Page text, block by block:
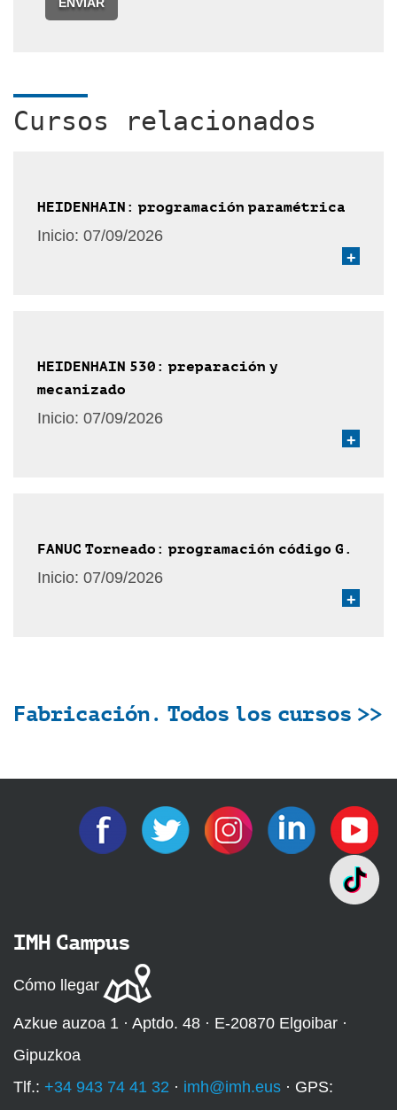
Cursos relacionados
HEIDENHAIN: programación paramétrica
Inicio: 07/09/2026
+
HEIDENHAIN 530: preparación y
mecanizado
Inicio: 07/09/2026
+
FANUC Torneado: programación código G.
Inicio: 07/09/2026
+
Fabricación. Todos los cursos >>
IMH Campus
Cómo llegar
Azkue auzoa 1 · Aptdo. 48 · E-20870 Elgoibar ·
Gipuzkoa
Tlf.: +34 943 74 41 32 · imh@imh.eus · GPS: